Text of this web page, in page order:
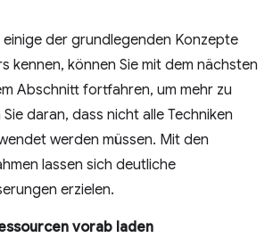
einige der grundlegenden Konzepte
kennen, können Sie mit dem nächsten
Abschnitt fortfahren, um mehr zu
daran, dass nicht alle Techniken
werden müssen. Mit den
lassen sich deutliche
erzielen.
vorab laden